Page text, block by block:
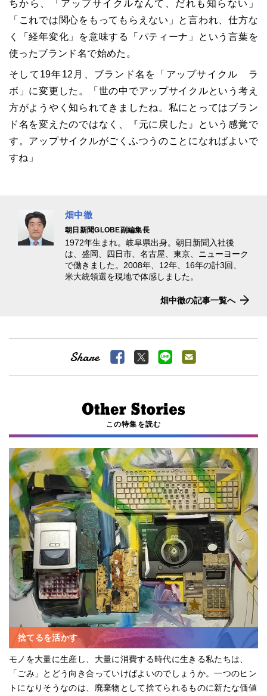
ちから、「アップサイクルなんて、だれも知らない」
「これでは関心をもってもらえない」と言われ、仕方な
く「経年変化」を意味する「パティーナ」という言葉を
使ったブランド名で始めた。
そして19年12月、ブランド名を「アップサイクル ラ
ボ」に変更した。「世の中でアップサイクルという考え
方がようやく知られてきましたね。私にとってはブラン
ド名を変えたのではなく、『元に戻した』という感覚で
す。アップサイクルがごくふつうのことになればよいで
すね」
畑中徹
朝日新聞GLOBE副編集長
1972年生まれ。岐阜県出身。朝日新聞入社後
は、盛岡、四日市、名古屋、東京、ニューヨーク
で働きました。2008年、12年、16年の計3回、
米大統領選を現地で体感しました。
畑中徹の記事一覧へ
この特集を読む
捨てるを活かす
モノを大量に生産し、大量に消費する時代に生きる私たちは、
「ごみ」とどう向き合っていけばよいのでしょうか。一つのヒン
トになりそうなのは、廃棄物として捨てられるものに新たな価値